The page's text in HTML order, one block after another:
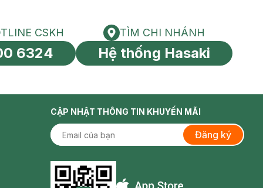
toàn cầu
HOTLINE CSKH
CSKH
6324
Tìm chi nhánh
TÌM CHI NHÁNH
Hệ thống Hasaki
CẬP NHẬT THÔNG TIN KHUYẾN MÃI
Đăng ký